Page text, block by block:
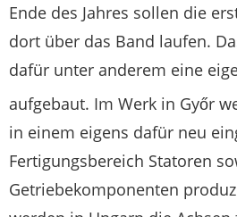
Ende des Jahres sollen die
dort über das Band laufen.
dafür unter anderem eine
aufgebaut. Im Werk in Győr
in einem eigens dafür neu
Fertigungsbereich Statoren
Getriebekomponenten